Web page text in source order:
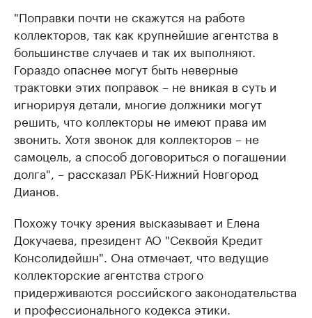
"Поправки почти не скажутся на работе
коллекторов, так как крупнейшие агентства в
большинстве случаев и так их выполняют.
Гораздо опаснее могут быть неверные
трактовки этих поправок – не вникая в суть и
игнорируя детали, многие должники могут
решить, что коллекторы не имеют права им
звонить. Хотя звонок для коллекторов – не
самоцель, а способ договориться о погашении
долга", – рассказал РБК-Нижний Новгород
Дианов.
Похожу точку зрения высказывает и Елена
Докучаева, президент АО "Секвойя Кредит
Консолидейшн". Она отмечает, что ведущие
коллекторские агентства строго
придерживаются российского законодательства
и профессионального кодекса этики.